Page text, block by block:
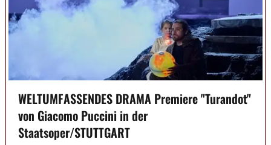
WELTUMFASSENDES DRAMA Premiere "Turandot"
von Giacomo Puccini in der
Staatsoper/STUTTGART